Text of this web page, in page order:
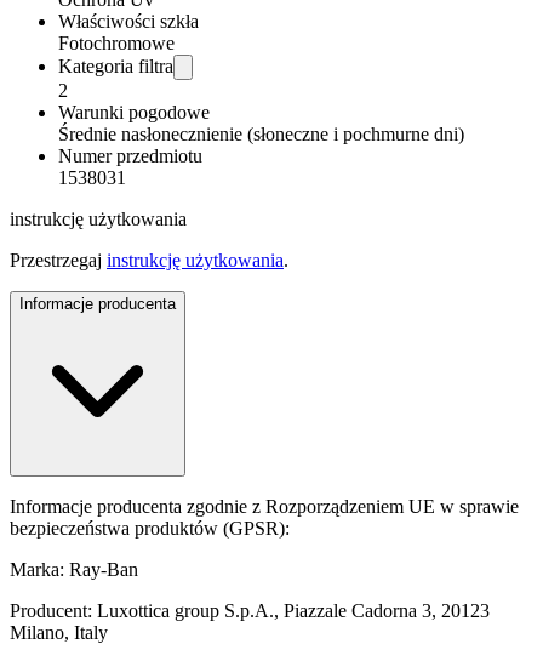
Właściwości szkła
Fotochromowe
Kategoria filtra
2
Warunki pogodowe
Średnie nasłonecznienie (słoneczne i pochmurne dni)
Numer przedmiotu
1538031
instrukcję użytkowania
Przestrzegaj instrukcję użytkowania.
Informacje producenta
Informacje producenta zgodnie z Rozporządzeniem UE w sprawie
bezpieczeństwa produktów (GPSR):
Marka: Ray-Ban
Producent: Luxottica group S.p.A., Piazzale Cadorna 3, 20123
Milano, Italy